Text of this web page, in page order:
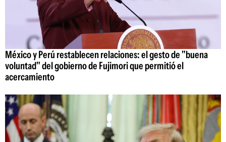
México y Perú restablecen relaciones: el gesto de "buena
voluntad" del gobierno de Fujimori que permitió el
acercamiento